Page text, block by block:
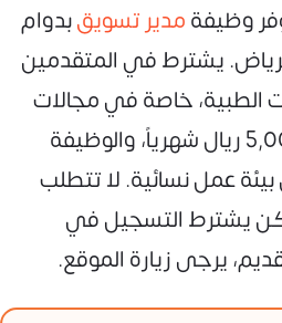
وظيفةمدير تسويقبدوام
يشترط في المتقدمين
الطبية، خاصة في مجالات
الجلدية والليزر. الراتب 5,000 ريال شهرياً، والوظيفة
عمل نسائية. لا تتطلب
يشترط التسجيل في
يرجى زيارة الموقع.